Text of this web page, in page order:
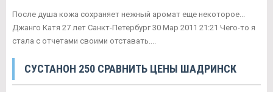
После душа кожа сохраняет нежный аромат еще некоторое...
Джанго Катя 27 лет Санкт-Петербург 30 Мар 2011 21:21 Чего-то я
стала с отчетами своими отставать....
СУСТАНОН 250 СРАВНИТЬ ЦЕНЫ ШАДРИНСК